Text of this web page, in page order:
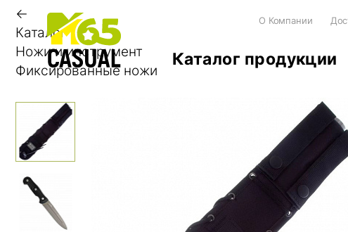
Каталог продукции
О Компании
←
Каталог
Ножи и инструмент
Фиксированные ножи